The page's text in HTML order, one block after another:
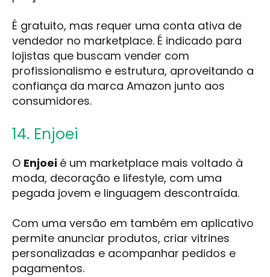
É gratuito, mas requer uma conta ativa de
vendedor no marketplace. É indicado para
lojistas que buscam vender com
profissionalismo e estrutura, aproveitando a
confiança da marca Amazon junto aos
consumidores.
14. Enjoei
O Enjoei é um marketplace mais voltado à
moda, decoração e lifestyle, com uma
pegada jovem e linguagem descontraída.
Com uma versão em também em aplicativo
permite anunciar produtos, criar vitrines
personalizadas e acompanhar pedidos e
pagamentos.